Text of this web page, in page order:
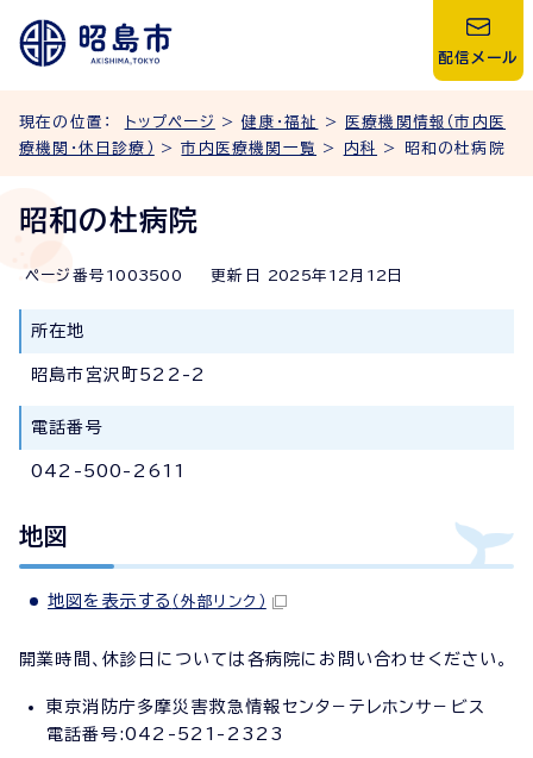
配信メール
現在の位置： トップページ >健康・福祉 >
医療機関情報（市内医
療機関・休日診療）
>市内医療機関一覧 > 内科 > 昭和の杜病院
昭和の杜病院
ページ番号 1003500 更新日 2025年 12 月 12 日
所在地
昭島市宮沢町522-2
電話番号
042-500-2611
地図
地図を表示する （外部リンク）
開業時間、休診日については各病院にお問い合わせください。
東京消防庁多摩災害救急情報センタ－テレホンサ－ビス
電話番号:042-521-2323